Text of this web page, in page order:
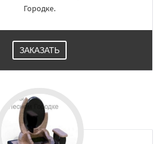
Городке.
ЗАКАЗАТЬ